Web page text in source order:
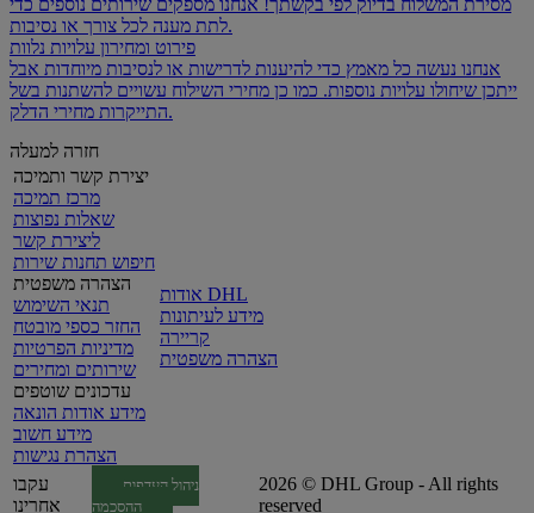
לתת מענה לכל צורך או נסיבות.
פירוט ומחירון עלויות נלוות
אנחנו נעשה כל מאמץ כדי להיענות לדרישות או לנסיבות מיוחדות אבל
ייתכן שיחולו עלויות נוספות. כמו כן מחירי השילוח עשויים להשתנות בשל
התייקרות מחירי הדלק.
חזרה למעלה
יצירת קשר ותמיכה
מרכז תמיכה
שאלות נפוצות
ליצירת קשר
חיפוש תחנות שירות
הצהרה משפטית
תנאי השימוש
החזר כספי מובטח
מדיניות הפרטיות
שירותים ומחירים
עדכונים שוטפים
מידע אודות הונאה
מידע חשוב
הצהרת נגישות
אודות DHL
מידע לעיתונות
קריירה
הצהרה משפטית
עקבו
אחרינו
ניהול העדפות
ההסכמה
2026 © DHL Group - All rights
reserved